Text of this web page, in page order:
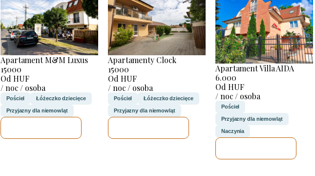
Apartament M&M Luxus
15000
Od HUF
/ noc / osoba
Pościel Łóżeczko dziecięce
Przyjazny dla niemowląt
Apartamenty Clock
15000
Od HUF
/ noc / osoba
Pościel Łóżeczko dziecięce
Przyjazny dla niemowląt
Apartament Villa AIDA
6.000
Od HUF
/ noc / osoba
Pościel
Przyjazny dla niemowląt
Naczynia